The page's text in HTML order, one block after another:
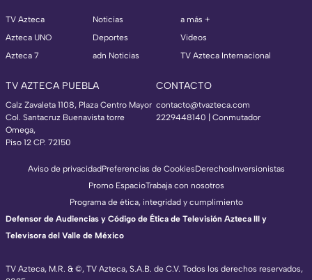
TV Azteca
Azteca UNO
Azteca 7
Noticias
Deportes
adn Noticias
a más +
Videos
TV Azteca Internacional
TV AZTECA PUEBLA
Calz Zavaleta 1108, Plaza Centro Mayor
Col. Santacruz Buenavista torre
Omega,
Piso 12 CP. 72150
CONTACTO
contacto@tvazteca.com
2229448140 | Conmutador
TV Azteca, M.R. & ©, TV Azteca, S.A.B. de C.V. Todos los derechos reservados,
Aviso de privacidadPreferencias de CookiesDerechosInversionistas
Promo EspacioTrabaja con nosotros
Programa de ética, integridad y cumplimiento
Defensor de Audiencias y Código de Ética de Televisión Azteca III y
Televisora del Valle de México